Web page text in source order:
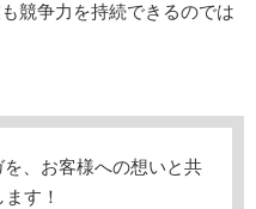
競争力を持続できるのでは
、お客様への想いと共
す！